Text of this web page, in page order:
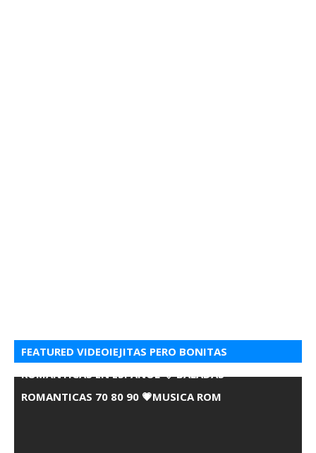
FEATURED VIDEOIEJITAS PERO BONITAS
ROMANTICAS EN ESPANOL 💘 BALADAS
ROMANTICAS 70 80 90 💗MUSICA ROM